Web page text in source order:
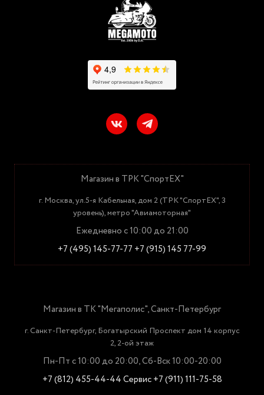
Магазин в ТРК "СпортЕХ"
г. Москва, ул.5-я Кабельная, дом 2 (ТРК "СпортЕХ", 3
уровень), метро "Авиамоторная"
Ежедневно с 10:00 до 21:00
+7 (495) 145-77-77 +7 (915) 145 77-99
Магазин в ТК "Мегаполис", Санкт-Петербург
г. Санкт-Петербург, Богатырский Проспект дом 14 корпус
2, 2-ой этаж
Пн-Пт с 10:00 до 20:00, Сб-Вск 10:00-20:00
+7 (812) 455-44-44Сервис +7 (911) 111-75-58